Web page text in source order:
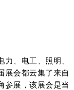
、电工、照明、
展会都云集了来自
参展，该展会是当